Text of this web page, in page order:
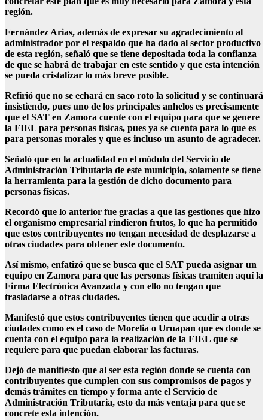
región.
Fernández Arias, además de expresar su agradecimiento al
administrador por el respaldo que ha dado al sector productivo
de esta región, señaló que se tiene depositada toda la confianza
de que se habrá de trabajar en este sentido y que esta intención
se pueda cristalizar lo más breve posible.
Refirió que no se echará en saco roto la solicitud y se continuará
insistiendo, pues uno de los principales anhelos es precisamente
que el SAT en Zamora cuente con el equipo para que se genere
la FIEL para personas físicas, pues ya se cuenta para lo que es
para personas morales y que es incluso un asunto de agradecer.
Señaló que en la actualidad en el módulo del Servicio de
Administración Tributaria de este municipio, solamente se tiene
la herramienta para la gestión de dicho documento para
personas físicas.
Recordó que lo anterior fue gracias a que las gestiones que hizo
el organismo empresarial rindieron frutos, lo que ha permitido
que estos contribuyentes no tengan necesidad de desplazarse a
otras ciudades para obtener este documento.
Así mismo, enfatizó que se busca que el SAT pueda asignar un
equipo en Zamora para que las personas físicas tramiten aquí la
Firma Electrónica Avanzada y con ello no tengan que
trasladarse a otras ciudades.
Manifestó que estos contribuyentes tienen que acudir a otras
ciudades como es el caso de Morelia o Uruapan que es donde se
cuenta con el equipo para la realización de la FIEL que se
requiere para que puedan elaborar las facturas.
Dejó de manifiesto que al ser esta región donde se cuenta con
contribuyentes que cumplen con sus compromisos de pagos y
demás trámites en tiempo y forma ante el Servicio de
Administración Tributaria, esto da más ventaja para que se
concrete esta intención.